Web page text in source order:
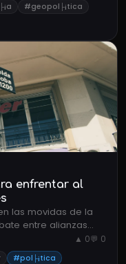
#geopol├¡tica
enfrentar al
las movidas de la
entre alianzas
▲ 0💬 0
#pol├¡tica